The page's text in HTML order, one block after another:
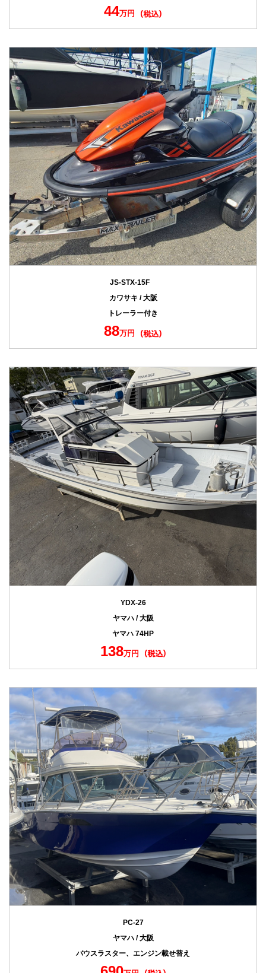
44万円
JS-STX-15F
カワサキ / 大阪
トレーラー付き
88万円
YDX-26
ヤマハ / 大阪
ヤマハ 74HP
138万円
PC-27
ヤマハ / 大阪
バウスラスター、エンジン載せ替え